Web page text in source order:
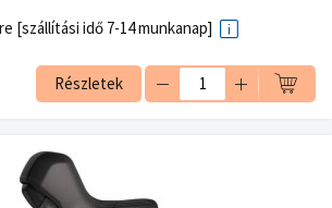
[szállítási idő 7-14 munkanap]
Részletek